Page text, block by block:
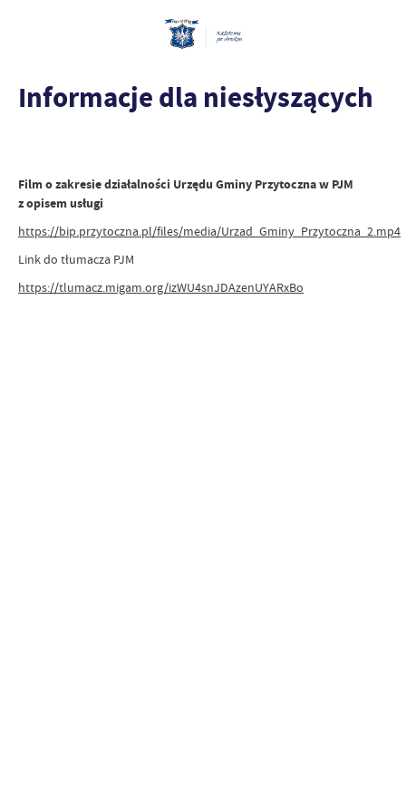
Informacje dla niesłyszących
Film o zakresie działalności Urzędu Gminy Przytoczna w PJM
z opisem usługi
https://bip.przytoczna.pl/files/media/Urzad_Gminy_Przytoczna_2.mp4
Link do tłumacza PJM
https://tlumacz.migam.org/izWU4snJDAzenUYARxBo